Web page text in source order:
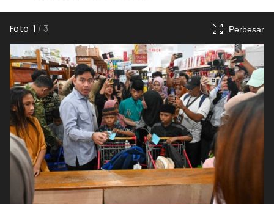
Foto 1 /3 Perbesar